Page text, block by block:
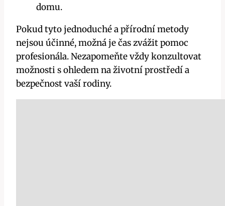
domu.
Pokud tyto ‍jednoduché a přírodní metody
nejsou účinné, možná je čas⁣ zvážit pomoc
profesionála. Nezapomeňte⁢ vždy konzultovat⁤
možnosti s ohledem na životní ⁣prostředí​ a
bezpečnost ​vaší ⁣rodiny.